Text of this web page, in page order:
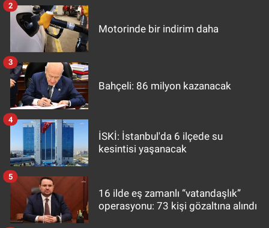
Motorinde bir indirim daha
2
Bahçeli: 86 milyon kazanacak
3
İSKİ: İstanbul'da 6 ilçede su
kesintisi yaşanacak
4
16 ilde eş zamanlı “vatandaşlık”
operasyonu: 73 kişi gözaltına alındı
5